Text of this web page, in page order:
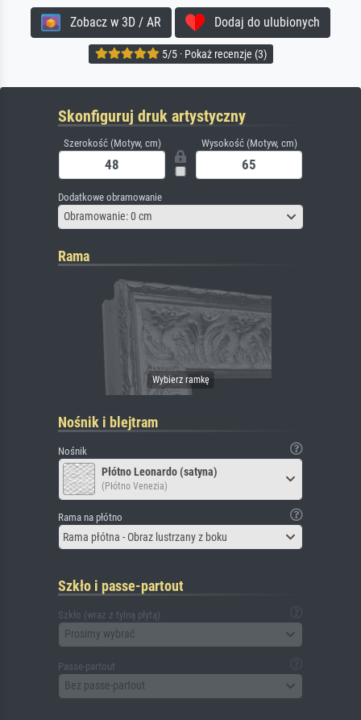
Zobacz w 3D / AR Dodaj do ulubionych
5/5 · Pokaż recenzje (3)
Skonfiguruj druk artystyczny
Szerokość (Motyw, cm) Wysokość (Motyw, cm)
Dodatkowe obramowanie
Obramowanie: 0 cm
Rama
Nośnik i blejtram
Nośnik
Płótno Leonardo (satyna)
(Płótno Venezia)
Rama na płótno
Rama płótna - Obraz lustrzany z boku
Szkło i passe-partout
Szkło (wraz z tylną płytą)
Prosimy wybrać
Passe-partout
Bez passe-partout